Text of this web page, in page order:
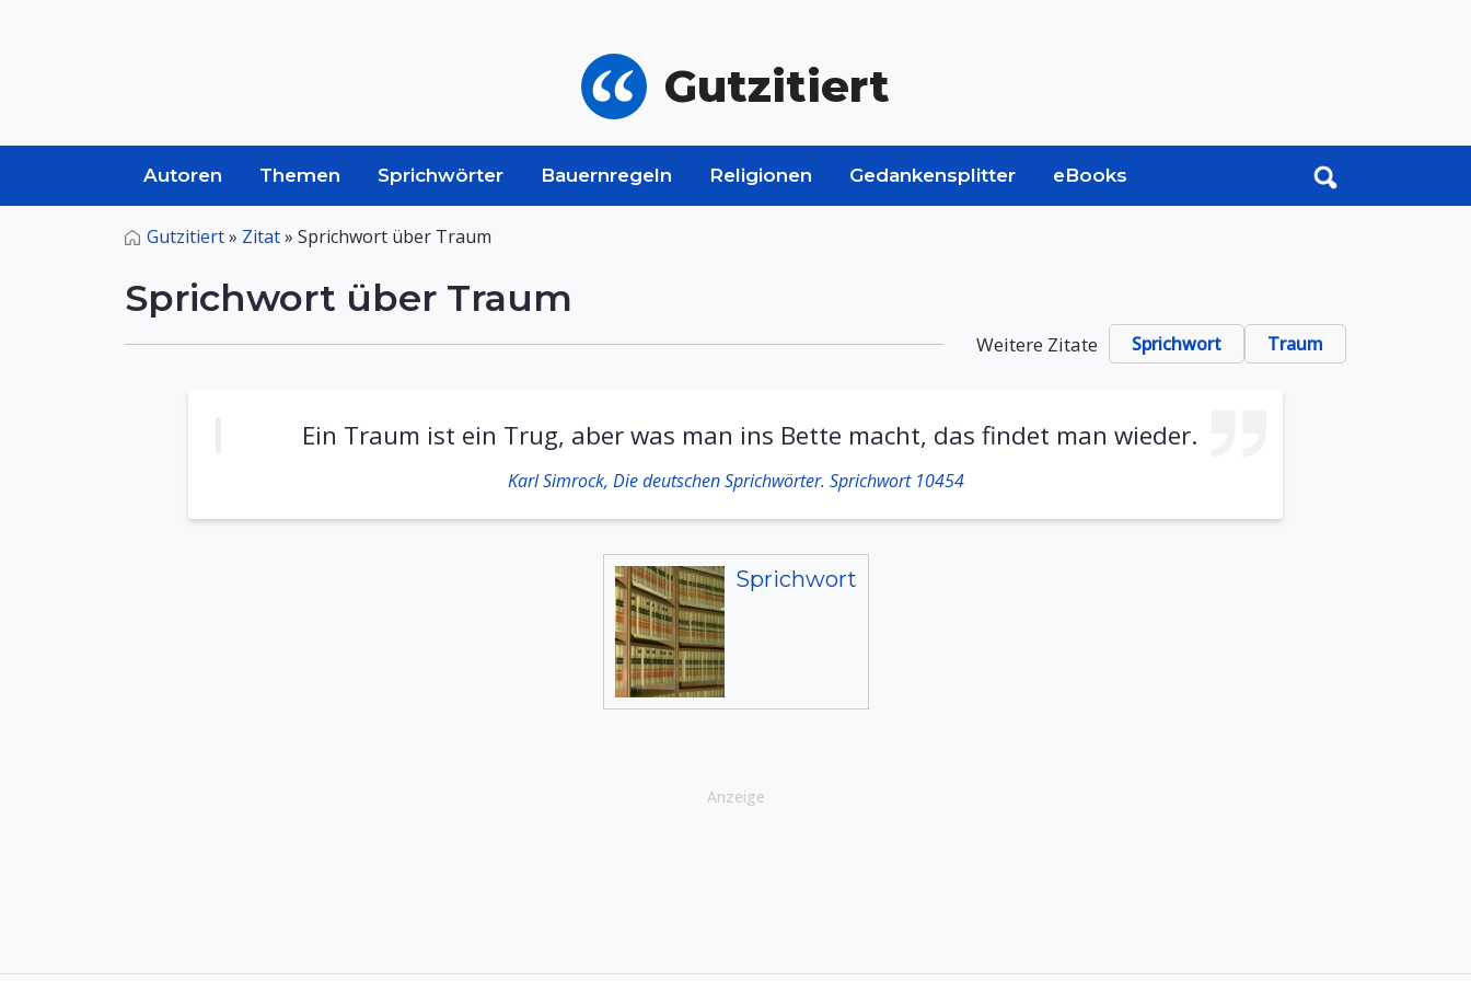
Gutzitiert
Autoren Themen Sprichwörter Bauernregeln Religionen Gedankensplitter eBooks
Gutzitiert» Zitat» Sprichwort über Traum
Sprichwort über Traum
Weitere Zitate Sprichwort Traum
Ein Traum ist ein Trug, aber was man ins Bette macht, das findet man wieder.
Karl Simrock, Die deutschen Sprichwörter. Sprichwort 10454
Sprichwort
Anzeige